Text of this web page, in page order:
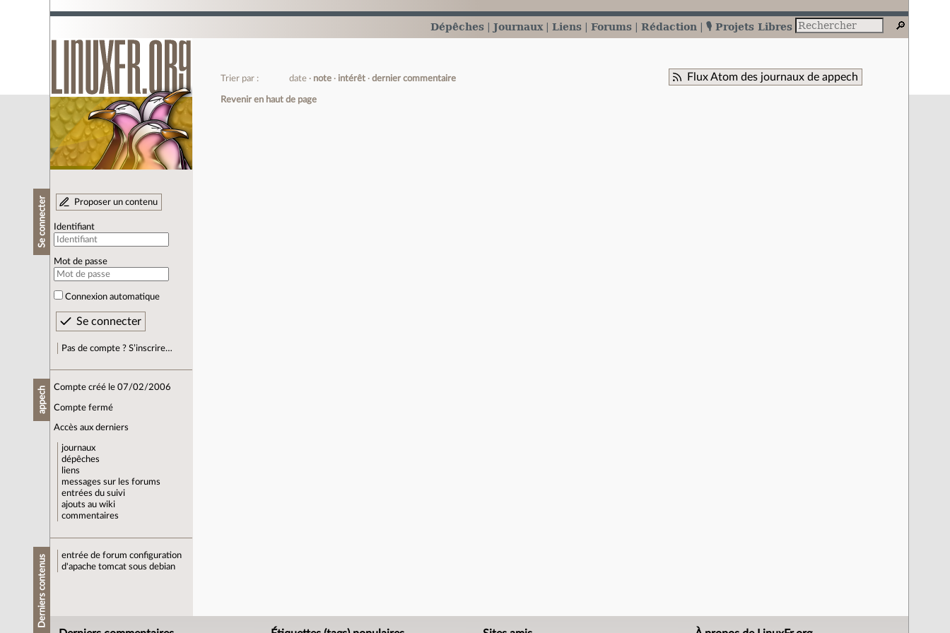
Dépêches Journaux Liens Forums Rédaction 🎙️ Projets Libres
Se connecter Proposer un contenu
Identifiant
Mot de passe
Connexion automatique
Pas de compte ? S’inscrire…
appech Compte créé le 07/02/2006
Compte fermé
Accès aux derniers
journaux
dépêches
liens
messages sur les forums
entrées du suivi
ajouts au wiki
commentaires
Derniers contenus entrée de forum configuration
d'apache tomcat sous debian
Flux Atom des journaux de appech
Trier par : date note intérêt dernier commentaire
Revenir en haut de page